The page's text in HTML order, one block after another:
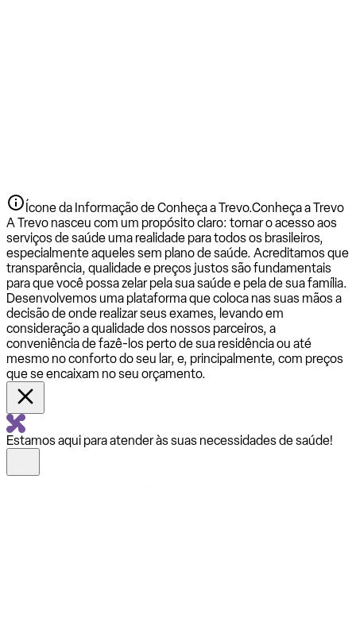
Ícone da Informação de Conheça a Trevo.Conheça a Trevo
A Trevo nasceu com um propósito claro: tornar o acesso aos
serviços de saúde uma realidade para todos os brasileiros,
especialmente aqueles sem plano de saúde. Acreditamos que
transparência, qualidade e preços justos são fundamentais
para que você possa zelar pela sua saúde e pela de sua família.
Desenvolvemos uma plataforma que coloca nas suas mãos a
decisão de onde realizar seus exames, levando em
consideração a qualidade dos nossos parceiros, a
conveniência de fazê-los perto de sua residência ou até
mesmo no conforto do seu lar, e, principalmente, com preços
que se encaixam no seu orçamento.
Estamos aqui para atender às suas necessidades de saúde!